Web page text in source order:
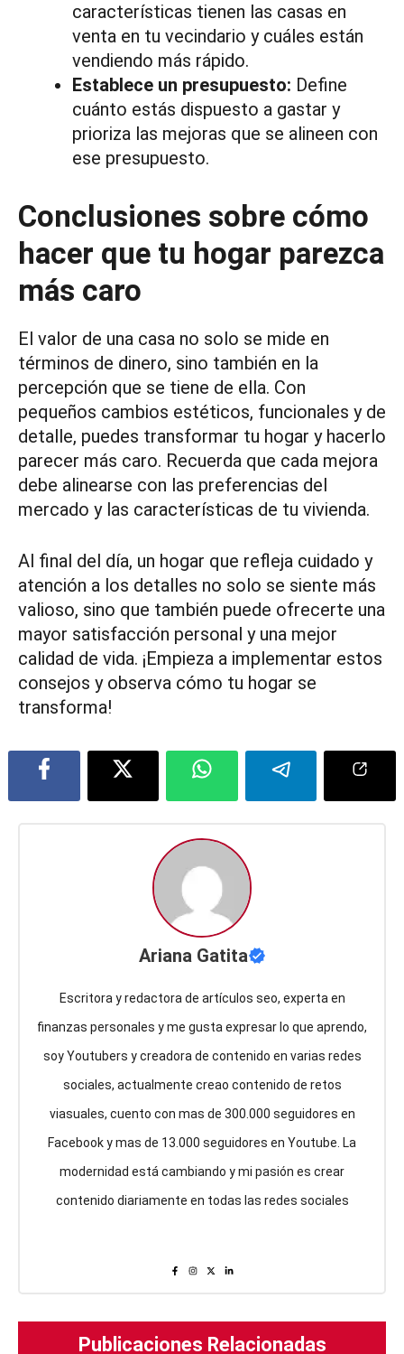
características tienen las casas en
venta en tu vecindario y cuáles están
vendiendo más rápido.
Establece un presupuesto: Define
cuánto estás dispuesto a gastar y
prioriza las mejoras que se alineen con
ese presupuesto.
Conclusiones sobre cómo
hacer que tu hogar parezca
más caro
El valor de una casa no solo se mide en
términos de dinero, sino también en la
percepción que se tiene de ella. Con
pequeños cambios estéticos, funcionales y de
detalle, puedes transformar tu hogar y hacerlo
parecer más caro. Recuerda que cada mejora
debe alinearse con las preferencias del
mercado y las características de tu vivienda.
Al final del día, un hogar que refleja cuidado y
atención a los detalles no solo se siente más
valioso, sino que también puede ofrecerte una
mayor satisfacción personal y una mejor
calidad de vida. ¡Empieza a implementar estos
consejos y observa cómo tu hogar se
transforma!
Ariana Gatita
Escritora y redactora de artículos seo, experta en
finanzas personales y me gusta expresar lo que aprendo,
soy Youtubers y creadora de contenido en varias redes
sociales, actualmente creao contenido de retos
viasuales, cuento con mas de 300.000 seguidores en
Facebook y mas de 13.000 seguidores en Youtube. La
modernidad está cambiando y mi pasión es crear
contenido diariamente en todas las redes sociales
Publicaciones Relacionadas